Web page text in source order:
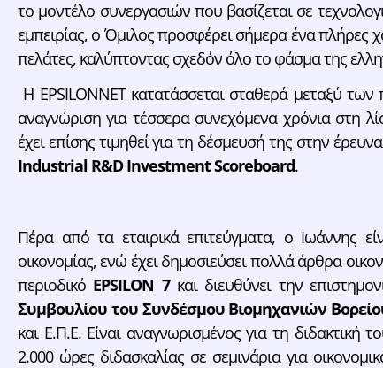
το μοντέλο συνεργασιών που βασίζεται σε
εμπειρίας, ο Όμιλος προσφέρει σήμερα ένα
πελάτες, καλύπτοντας σχεδόν όλο το φάσμα της
Η EPSILONNET κατατάσσεται σταθερά μεταξύ
αναγνώριση για τέσσερα συνεχόμενα χρόνια στη
έχει επίσης τιμηθεί για τη δέσμευσή της στην
Industrial R&D Investment Scoreboard.
Πέρα από τα εταιρικά επιτεύγματα, ο Ιωάννης
οικονομίας, ενώ έχει δημοσιεύσει πολλά άρθρα
περιοδικό EPSILON 7και διευθύνει την
Συμβουλίου του Συνδέσμου Βιομηχανιών
και Ε.Π.Ε. Είναι αναγνωρισμένος για τη διδακτική
2.000 ώρες διδασκαλίας σε σεμινάρια για